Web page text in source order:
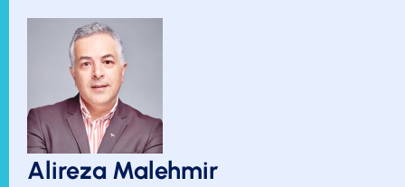
Alireza Malehmir